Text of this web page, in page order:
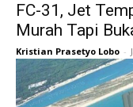
FC-31, Jet
Murah Tapi
Kristian Prasetyo Lobo -